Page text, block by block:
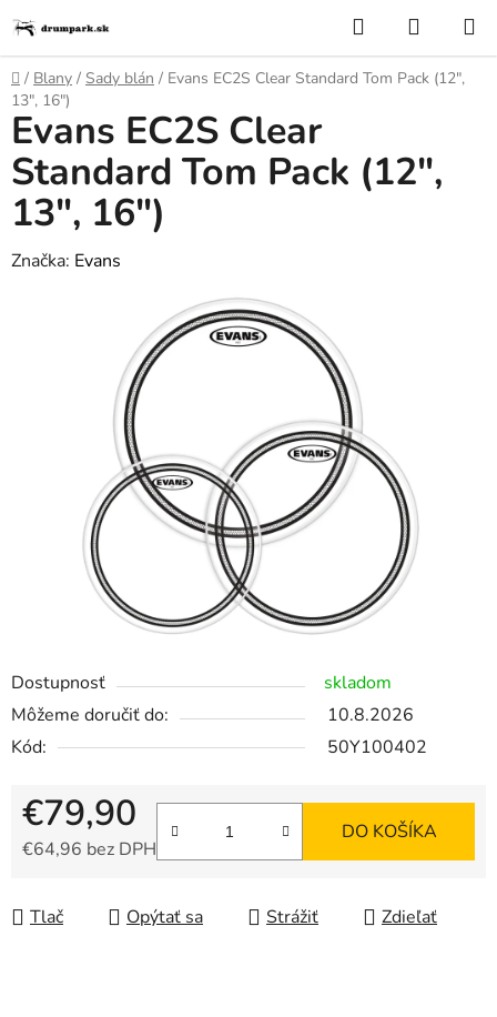
na
obsah
Hľadať
KOŠÍK
Domov
/ Blany / Sady blán / Evans EC2S Clear Standard Tom Pack (12",
13", 16")
Dostupnosť
skladom
Môžeme doručiť do:
10.8.2026
Kód:
50Y100402
€79,90
€64,96 bez DPH
DO KOŠÍKA
Tlač Opýtať sa Strážiť Zdieľať
Evans EC2S Clear
Standard Tom Pack (12",
13", 16")
Značka: Evans